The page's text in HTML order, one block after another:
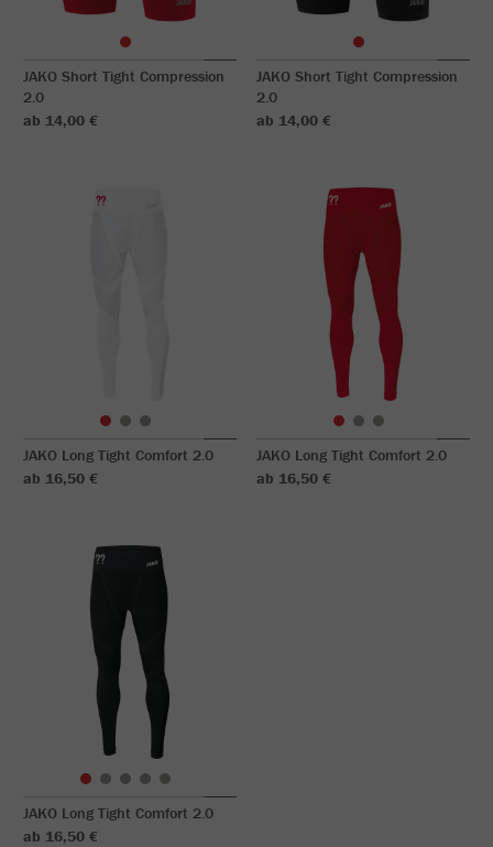
JAKO Short Tight Compression
2.0
ab 14,00 €
JAKO Short Tight Compression
2.0
ab 14,00 €
JAKO Long Tight Comfort 2.0
ab 16,50 €
JAKO Long Tight Comfort 2.0
ab 16,50 €
JAKO Long Tight Comfort 2.0
ab 16,50 €